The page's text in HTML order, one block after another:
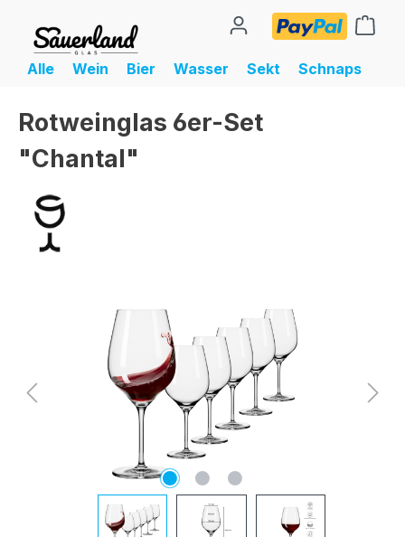
Alle Wein Bier Wasser Sekt Schnaps
Rotweinglas 6er-Set
"Chantal"